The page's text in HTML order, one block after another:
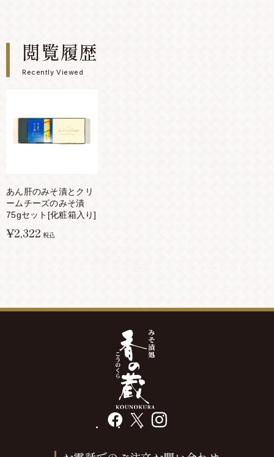
閲覧履歴
Recently Viewed
あん肝のみそ漬とクリ
ームチーズのみそ漬
75gセット[化粧箱入り]
¥2,322 税込
facebook instagram